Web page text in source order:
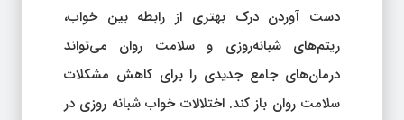
دست آوردن درک بهتری از رابطه بین خواب،
ریتم‌های شبانه‌روزی و سلامت روان می‌تواند
درمان‌های جامع جدیدی را برای کاهش مشکلات
سلامت روان باز کند. اختلالات خواب شبانه روزی در